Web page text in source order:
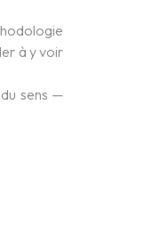
à y voir
sens —